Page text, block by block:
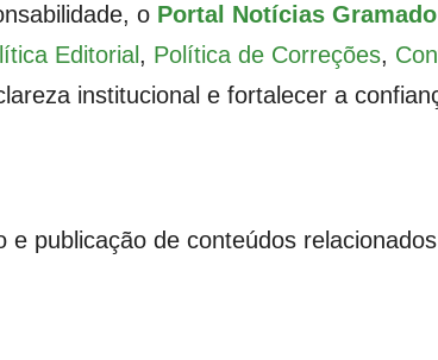
o Portal Notícias Gramado
Editorial , Política de Correções,
institucional e fortalecer a
publicação de conteúdos